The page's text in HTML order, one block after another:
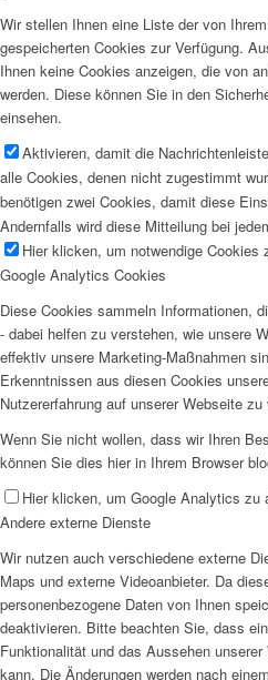
Wir stellen Ihnen eine Liste der von
gespeicherten Cookies zur Verfügung.
Ihnen keine Cookies anzeigen, die von
werden. Diese können Sie in den
einsehen.
Aktivieren, damit die
alle Cookies, denen nicht zugestimmt
benötigen zwei Cookies, damit diese
Andernfalls wird diese Mitteilung bei
Hier klicken, um notwendige Cookies
Google Analytics Cookies
Diese Cookies sammeln Informationen,
- dabei helfen zu verstehen, wie unsere
effektiv unsere Marketing-Maßnahmen
Erkenntnissen aus diesen Cookies
Nutzererfahrung auf unserer Webseite zu
Wenn Sie nicht wollen, dass wir Ihren
können Sie dies hier in Ihrem Browser
Hier klicken, um Google Analytics zu
Andere externe Dienste
Wir nutzen auch verschiedene externe
Maps und externe Videoanbieter. Da
personenbezogene Daten von Ihnen
deaktivieren. Bitte beachten Sie, dass
Funktionalität und das Aussehen
kann. Die Änderungen werden nach